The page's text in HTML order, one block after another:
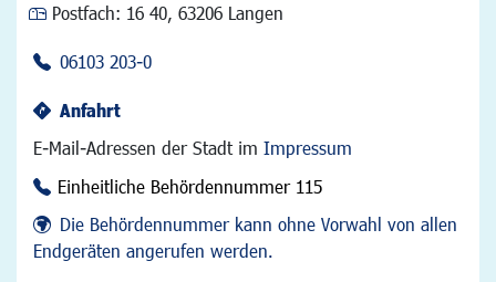
Postfach: 16 40, 63206 Langen
06103 203-0
Anfahrt
E-Mail-Adressen der Stadt im Impressum
Einheitliche Behördennummer 115
Die Behördennummer kann ohne Vorwahl von allen
Endgeräten angerufen werden.